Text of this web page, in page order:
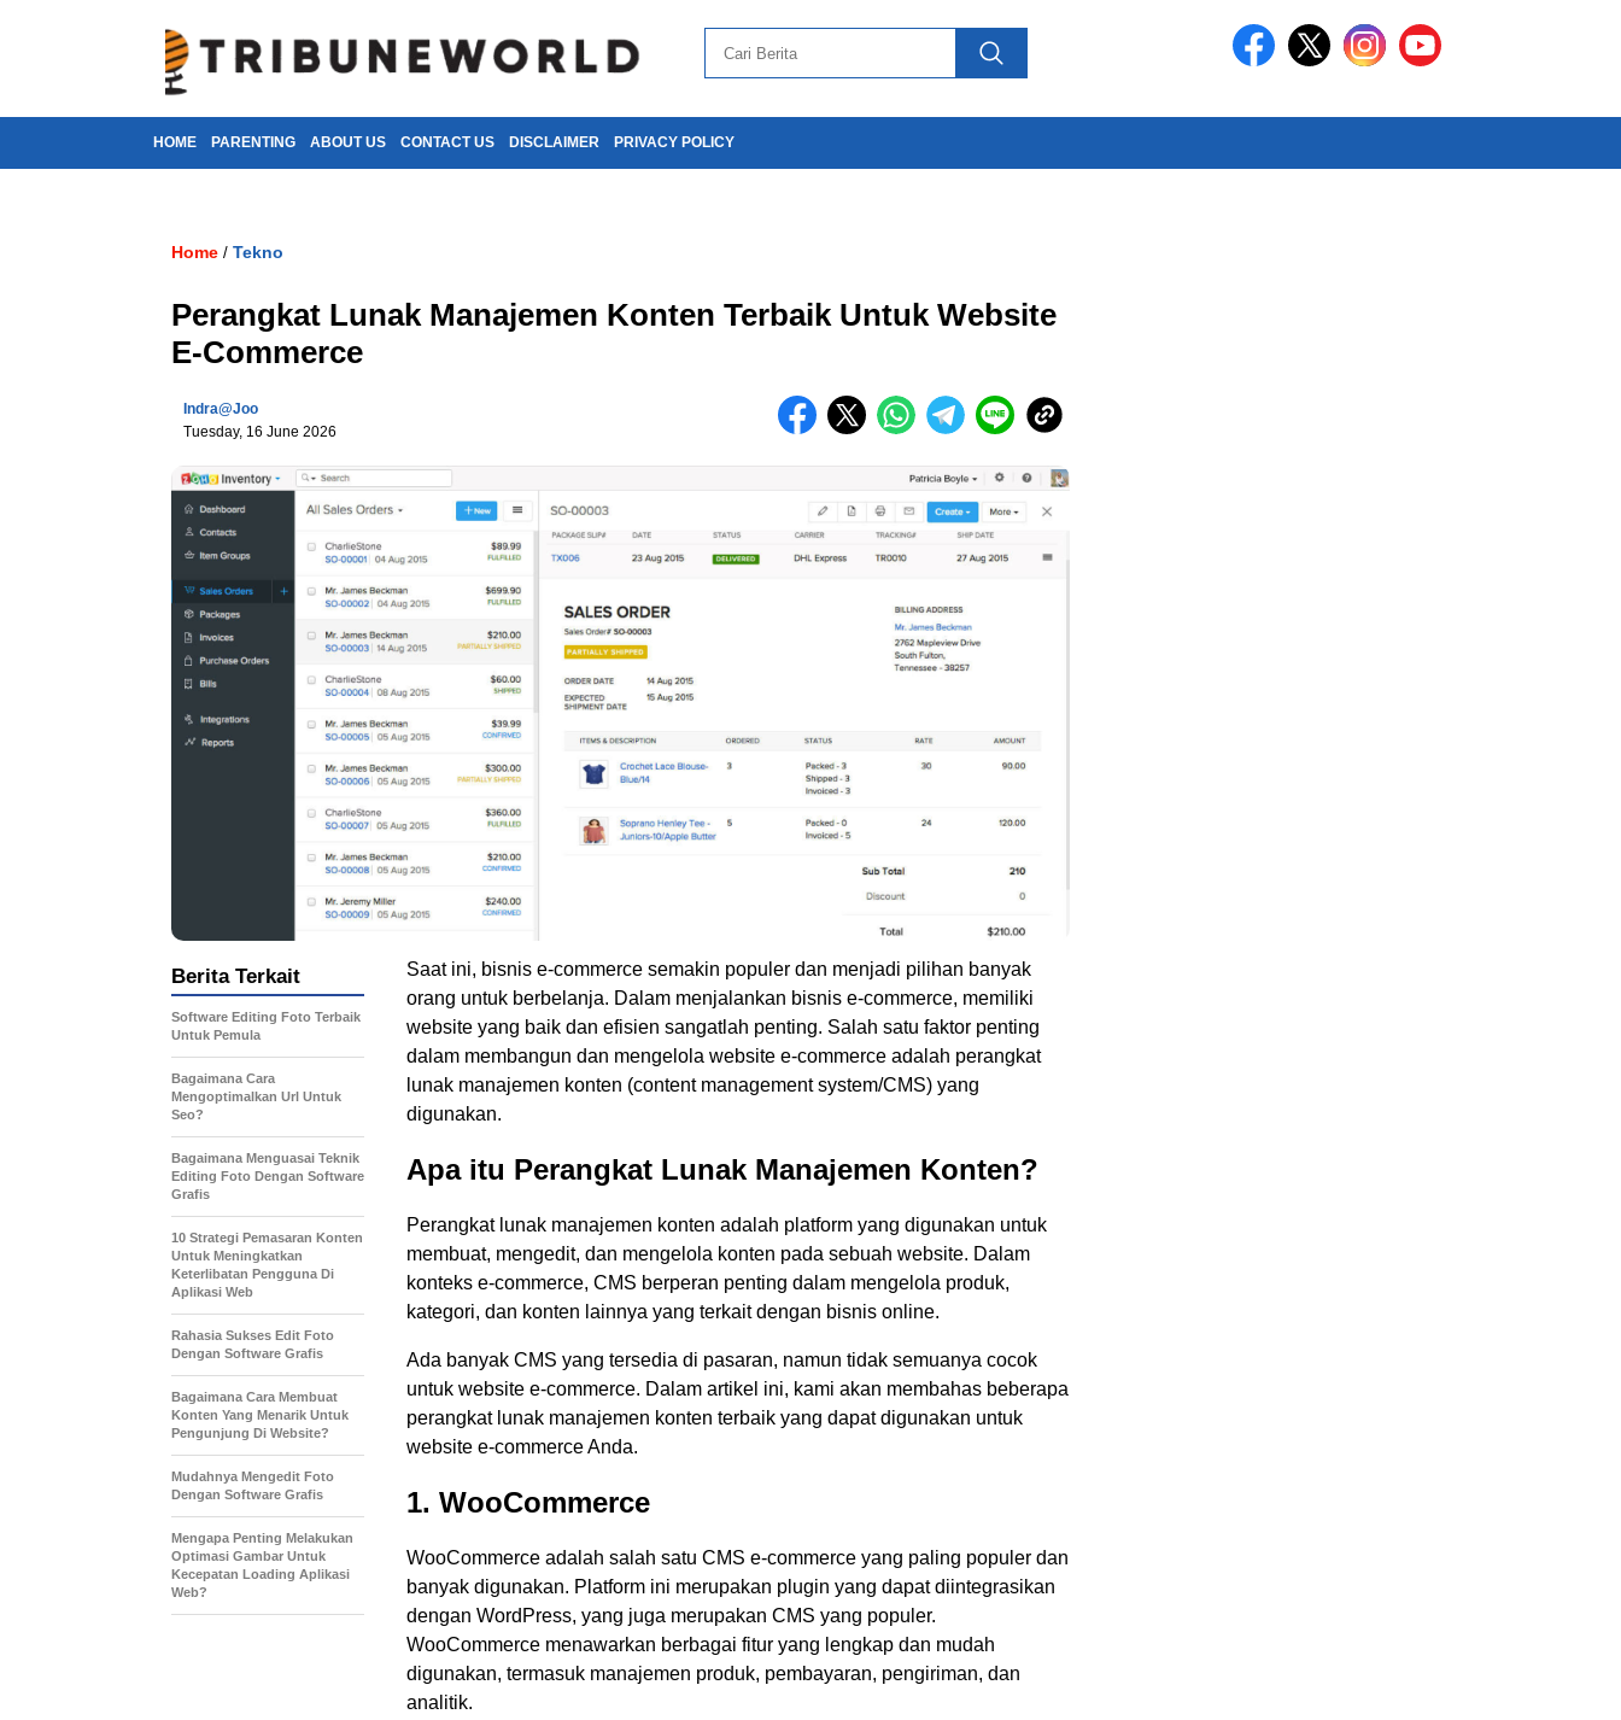
HOME PARENTING ABOUT US CONTACT US DISCLAIMER PRIVACY POLICY
Home / Tekno
Perangkat Lunak Manajemen Konten Terbaik Untuk Website
E-Commerce
Indra@joo
Tuesday, 16 June 2026
Saat ini, bisnis e-commerce semakin populer dan menjadi pilihan banyak
orang untuk berbelanja. Dalam menjalankan bisnis e-commerce, memiliki
website yang baik dan efisien sangatlah penting. Salah satu faktor penting
dalam membangun dan mengelola website e-commerce adalah perangkat
lunak manajemen konten (content management system/CMS) yang
digunakan.
Apa itu Perangkat Lunak Manajemen Konten?
Perangkat lunak manajemen konten adalah platform yang digunakan untuk
membuat, mengedit, dan mengelola konten pada sebuah website. Dalam
konteks e-commerce, CMS berperan penting dalam mengelola produk,
kategori, dan konten lainnya yang terkait dengan bisnis online.
Ada banyak CMS yang tersedia di pasaran, namun tidak semuanya cocok
untuk website e-commerce. Dalam artikel ini, kami akan membahas beberapa
perangkat lunak manajemen konten terbaik yang dapat digunakan untuk
website e-commerce Anda.
1. WooCommerce
WooCommerce adalah salah satu CMS e-commerce yang paling populer dan
banyak digunakan. Platform ini merupakan plugin yang dapat diintegrasikan
dengan WordPress, yang juga merupakan CMS yang populer.
WooCommerce menawarkan berbagai fitur yang lengkap dan mudah
digunakan, termasuk manajemen produk, pembayaran, pengiriman, dan
analitik.
Berita Terkait
Software Editing Foto Terbaik
Untuk Pemula
Bagaimana Cara
Mengoptimalkan Url Untuk
Seo?
Bagaimana Menguasai Teknik
Editing Foto Dengan Software
Grafis
10 Strategi Pemasaran Konten
Untuk Meningkatkan
Keterlibatan Pengguna Di
Aplikasi Web
Rahasia Sukses Edit Foto
Dengan Software Grafis
Bagaimana Cara Membuat
Konten Yang Menarik Untuk
Pengunjung Di Website?
Mudahnya Mengedit Foto
Dengan Software Grafis
Mengapa Penting Melakukan
Optimasi Gambar Untuk
Kecepatan Loading Aplikasi
Web?